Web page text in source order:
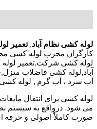
لوله کشی نظام آباد,تعمیر
کارگران مجرب لوله کشی
لوله کشی شرکت,تعمیر لوله
آباد,لوله کشی فاضلاب
آب سرد ، آب گرم , لوله کشی
لوله کشی برای انتقال
می شود. درواقع به سیستم
صورت کاملاً اصولی و حرفه